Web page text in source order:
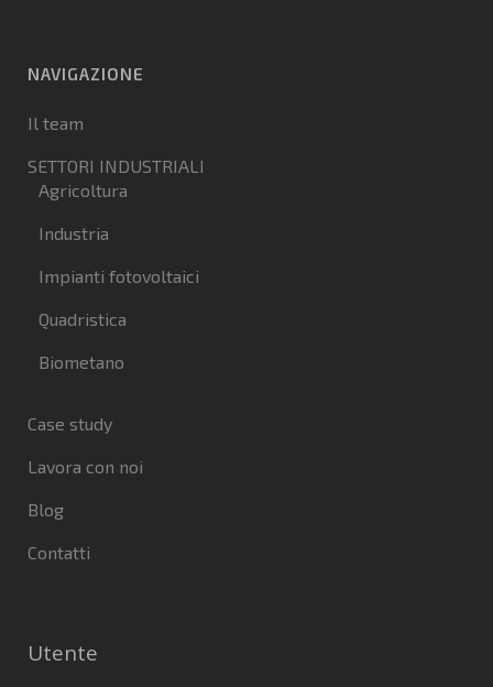
NAVIGAZIONE
Il team
SETTORI INDUSTRIALI
Agricoltura
Industria
Impianti fotovoltaici
Quadristica
Biometano
Case study
Lavora con noi
Blog
Contatti
Utente